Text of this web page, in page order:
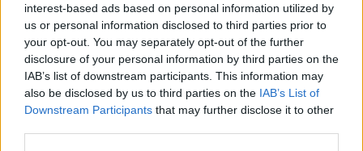
interest-based ads based on personal information utilized by
us or personal information disclosed to third parties prior to
your opt-out. You may separately opt-out of the further
disclosure of your personal information by third parties on the
IAB’s list of downstream participants. This information may
also be disclosed by us to third parties on the IAB’s List of
Downstream Participants that may further disclose it to other
-Modem ADSL2+/VDSL2 integrato
-4 Porte Fast Ethernet LAN 10/100
-1 Porta USB 2.0
-Tasto WPS
-Standard Wireless 802.11ac